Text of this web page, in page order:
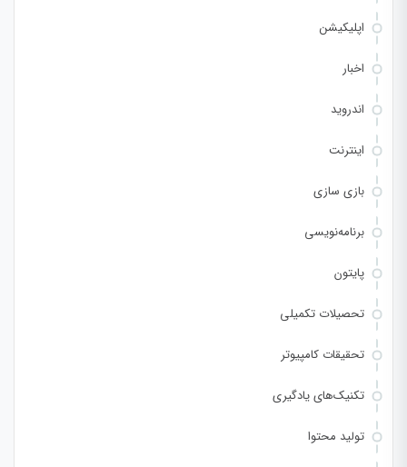
اپلیکیشن
اخبار
اندروید
اینترنت
بازی سازی
برنامه‌نویسی
پایتون
تحصیلات تکمیلی
تحقیقات کامپیوتر
تکنیک‌های یادگیری
تولید محتوا